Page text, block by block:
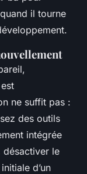
il tourne
est
ne suffit pas :
des outils
intégrée
désactiver le
d’un